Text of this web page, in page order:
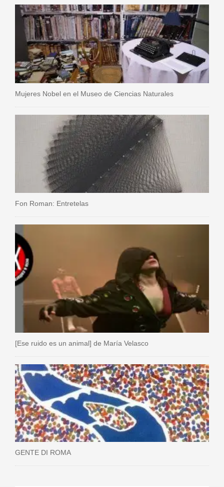
Mujeres Nobel en el Museo de Ciencias Naturales
Fon Roman: Entretelas
[Ese ruido es un animal] de María Velasco
GENTE DI ROMA